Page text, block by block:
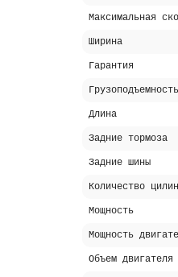
Максимальная
Ширина
Гарантия
Грузоподъемность
Длина
Задние тормоза
Задние шины
Количество
Мощность
Мощность
Объем двигателя